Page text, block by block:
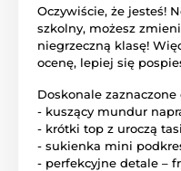
Oczywiście, że jesteś!
szkolny, możesz
niegrzeczną klasę!
ocenę, lepiej się
Doskonale
- kuszący mundur
- krótki top z uroczą
- sukienka mini
- perfekcyjne detale –